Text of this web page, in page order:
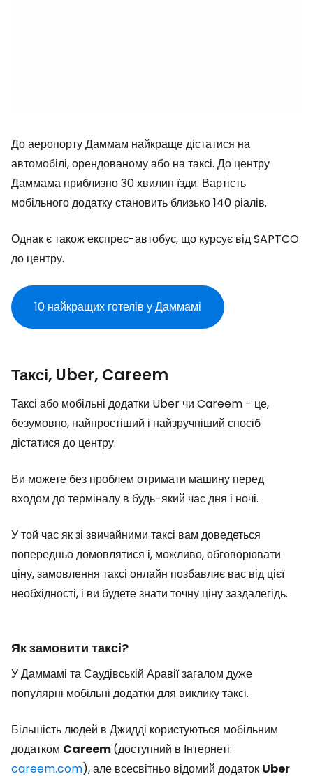
До аеропорту Даммам найкраще дістатися на
автомобілі, орендованому або на таксі. До центру
Даммама приблизно 30 хвилин їзди. Вартість
мобільного додатку становить близько 140 ріалів.
Однак є також експрес-автобус, що курсує від SAPTCO
до центру.
10 найкращих готелів у Даммамі
Таксі, Uber, Careem
Таксі або мобільні додатки Uber чи Careem - це,
безумовно, найпростіший і найзручніший спосіб
дістатися до центру.
Ви можете без проблем отримати машину перед
входом до терміналу в будь-який час дня і ночі.
У той час як зі звичайними таксі вам доведеться
попередньо домовлятися і, можливо, обговорювати
ціну, замовлення таксі онлайн позбавляє вас від цієї
необхідності, і ви будете знати точну ціну заздалегідь.
Як замовити таксі?
У Даммамі та Саудівській Аравії загалом дуже
популярні мобільні додатки для виклику таксі.
Більшість людей в Джидді користуються мобільним
додатком Careem(доступний в Інтернеті:
careem.com), але всесвітньо відомий додаток Uber